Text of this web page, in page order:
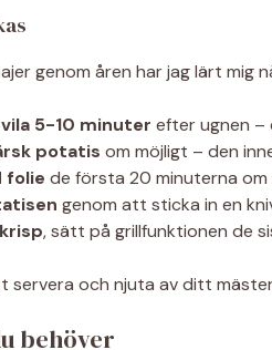
genom åren har jag lärt mig
5-10 minuter efter ugnen –
potatis om möjligt – den
folie de första 20 minuterna
genom att sticka in en
, sätt på grillfunktionen de
servera och njuta av ditt
behöver